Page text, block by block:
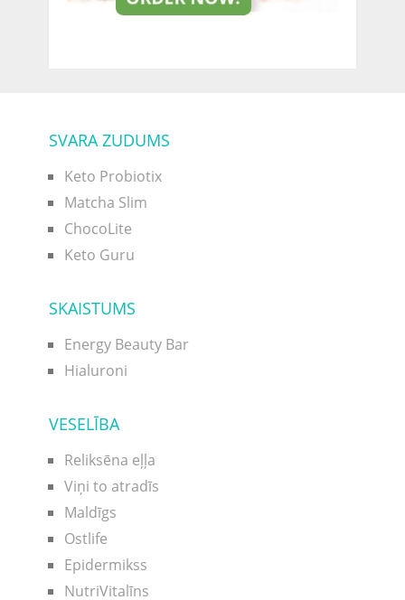
SVARA ZUDUMS
Keto Probiotix
Matcha Slim
ChocoLite
Keto Guru
SKAISTUMS
Energy Beauty Bar
Hialuroni
VESELĪBA
Reliksēna eļļa
Viņi to atradīs
Maldīgs
Ostlife
Epidermikss
NutriVitalīns